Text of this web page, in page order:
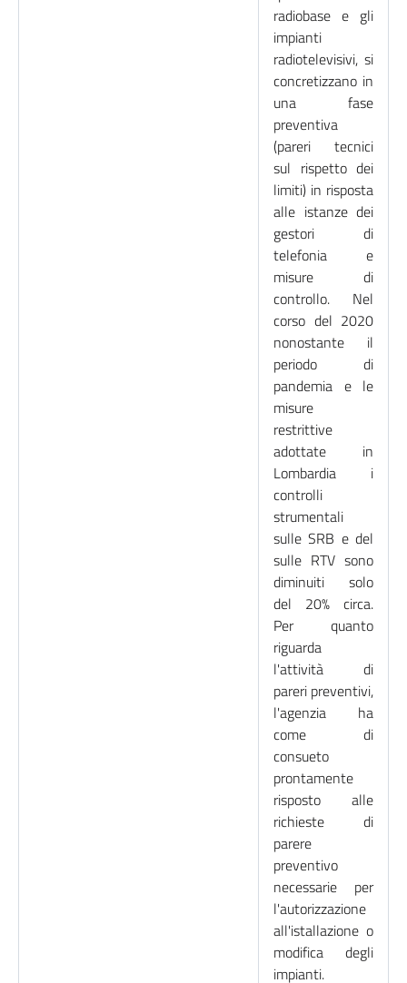
radiobase e gli
impianti
radiotelevisivi, si
concretizzano in
una fase
preventiva
(pareri tecnici
sul rispetto dei
limiti) in risposta
alle istanze dei
gestori di
telefonia e
misure di
controllo. Nel
corso del 2020
nonostante il
periodo di
pandemia e le
misure
restrittive
adottate in
Lombardia i
controlli
strumentali
sulle SRB e del
sulle RTV sono
diminuiti solo
del 20% circa.
Per quanto
riguarda
l'attività di
pareri preventivi,
l'agenzia ha
come di
consueto
prontamente
risposto alle
richieste di
parere
preventivo
necessarie per
l'autorizzazione
all'istallazione o
modifica degli
impianti.